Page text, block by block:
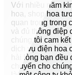
Với nhiều năm
hoa, shop hoa
quan trọng trong
và đủ thông điệp
chúng tôi cam
dịch vụ điện hoa
hài lòng bạn
chuyển cho